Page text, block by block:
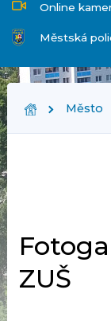
Online
Městská
Město
ZUŠ